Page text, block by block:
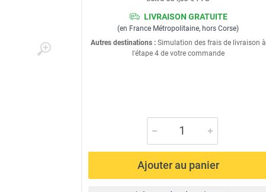
LIVRAISON GRATUITE
(en France Métropolitaine, hors Corse)
Autres destinations :Simulation des frais de livraison à
l'étape 4 de votre commande
Ajouter au panier